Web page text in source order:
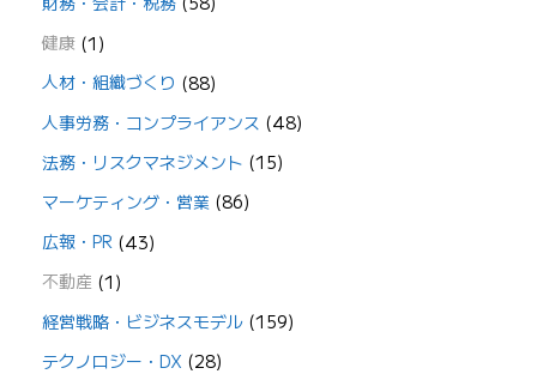
健康 (1)
人材・組織づくり (88)
人事労務・コンプライアンス (48)
法務・リスクマネジメント (15)
マーケティング・営業 (86)
広報・PR (43)
不動産 (1)
経営戦略・ビジネスモデル (159)
テクノロジー・DX (28)